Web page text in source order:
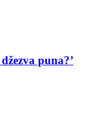
puna?’